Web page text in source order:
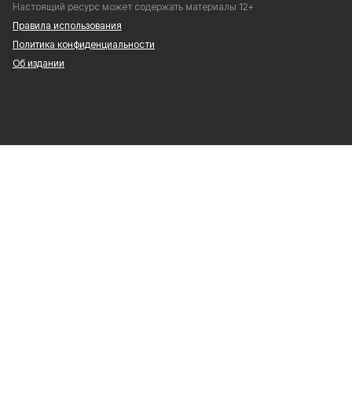
Настоящий ресурс может содержать материалы 12+
Правила использования
Политика конфиденциальности
Об издании